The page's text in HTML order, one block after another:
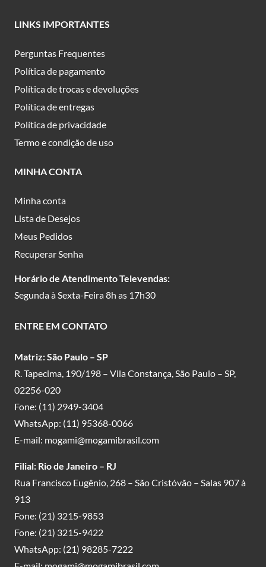
LINKS IMPORTANTES
Perguntas Frequentes
Política de pagamento
Política de trocas e devoluções
Política de entregas
Política de privacidade
Termo e condição de uso
MINHA CONTA
Minha conta
Lista de Desejos
Meus Pedidos
Recuperar Senha
Horário de Atendimento Televendas:
Segunda à Sexta-Feira 8h as 17h30
ENTRE EM CONTATO
Matriz: São Paulo – SP
R. Tapecima, 190/198 – Vila Constança, São Paulo – SP,
02256-020
Fone: (11) 2949-3404
WhatsApp: (11) 95368-0066
E-mail: mogami@mogamibrasil.com
Filial: Rio de Janeiro – RJ
Rua Francisco Eugênio, 268 – São Cristóvão – Salas 907 à
913
Fone: (21) 3215-9853
Fone: (21) 3215-9422
WhatsApp: (21) 98285-7222